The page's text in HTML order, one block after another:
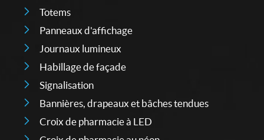
Totems
Panneaux d'affichage
Journaux lumineux
Habillage de façade
Signalisation
Bannières, drapeaux et bâches tendues
Croix de pharmacie à LED